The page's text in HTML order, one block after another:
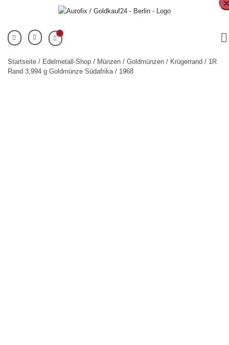
0
Startseite / Edelmetall-Shop / Münzen / Goldmünzen / Krügerrand / 1R
Rand 3,994 g Goldmünze Südafrika / 1968